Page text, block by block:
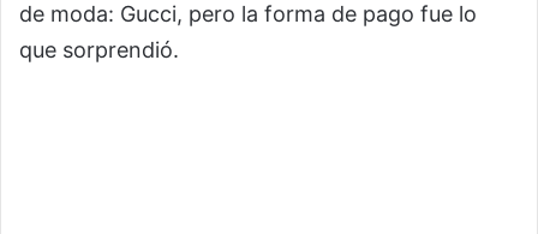
de moda: Gucci, pero la forma de pago fue lo
que sorprendió.